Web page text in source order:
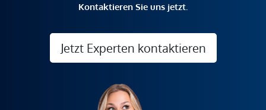
Kontaktieren Sie uns jetzt.
Jetzt Experten kontaktieren